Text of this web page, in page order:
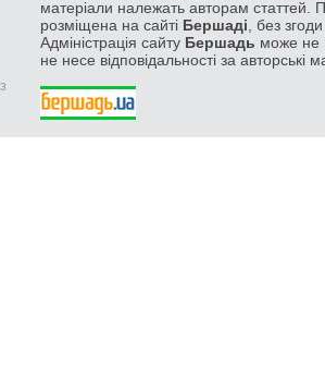
матеріали належать авторам статтей.
розміщена на сайті Бершаді , без
Адміністрація сайту Бершадь може не
не несе відповідальності за авторські